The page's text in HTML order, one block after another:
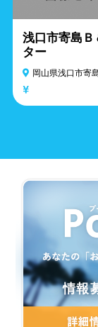
浅口市寄島
ター
岡山県浅口市寄
情報